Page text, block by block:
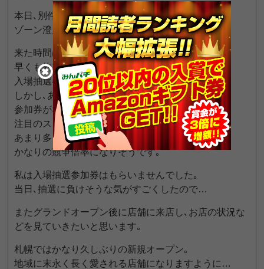
本日､別件で澄川に来たので
ゾーン澄川店の店舗写真を撮影しました｡
来た時間は10:30ごろ｡
早くも約15人ぐらいが列を作り
入場抽選参加券の配布開始を待っていました｡
しかし､あくまできょうは入場抽選参加券の配布｡
参加券がなければなにも始まりませんが､
注目のスロットの台数も
あまり多くないため当日の入場抽選は
かなりの競争倍率になりそうです｡
私は入場抽選参加券はもらいませんでした｡
当日､抽選に負けそうな気がすごくしたので…
またグランドオープン後に店舗に来店し､お店の状況な
どを見ていきたいと思います｡
札幌ではかなり久しぶりの新規オープン｡
地域に末永く長く愛される店舗になりますように…